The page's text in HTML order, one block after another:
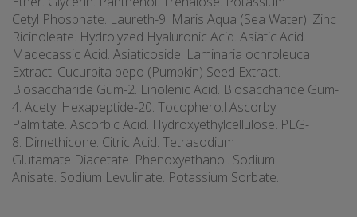
Cetyl Phosphate. Laureth-9. Maris Aqua (Sea Water). Zinc
Ricinoleate. Hydrolyzed Hyaluronic Acid. Asiatic Acid.
Madecassic Acid. Asiaticoside. Laminaria ochroleuca
Extract. Cucurbita pepo (Pumpkin) Seed Extract.
Biosaccharide Gum-2. Linolenic Acid. Biosaccharide Gum-
4. Acetyl Hexapeptide-20. Tocophero.l Ascorbyl
Palmitate. Ascorbic Acid. Hydroxyethylcellulose. PEG-
8. Dimethicone. Citric Acid. Tetrasodium
Glutamate Diacetate. Phenoxyethanol. Sodium
Anisate. Sodium Levulinate. Potassium Sorbate.